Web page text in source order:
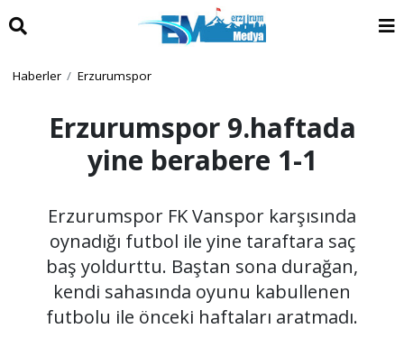
Haberler Erzurumspor
Erzurumspor 9.haftada
yine berabere 1-1
Erzurumspor FK Vanspor karşısında
oynadığı futbol ile yine taraftara saç
baş yoldurttu. Baştan sona durağan,
kendi sahasında oyunu kabullenen
futbolu ile önceki haftaları aratmadı.